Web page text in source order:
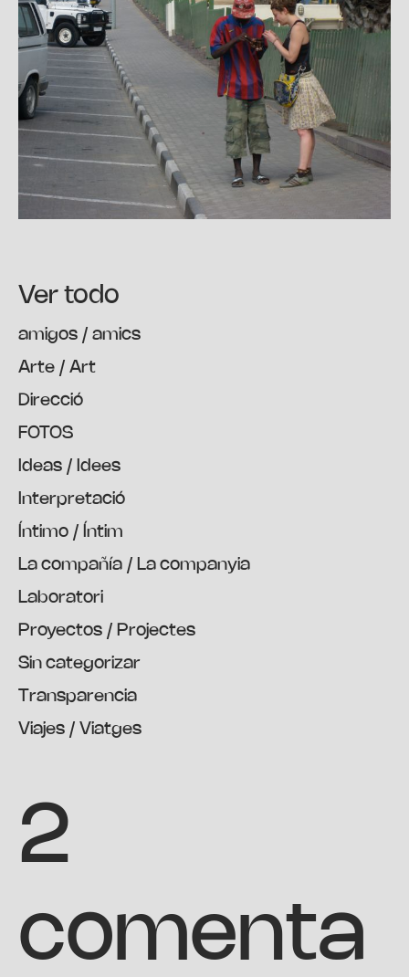
Ver todo
amigos / amics
Arte / Art
Direcció
FOTOS
Ideas / Idees
Interpretació
Íntimo / Íntim
La compañía / La companyia
Laboratori
Proyectos / Projectes
Sin categorizar
Transparencia
Viajes / Viatges
2
comenta